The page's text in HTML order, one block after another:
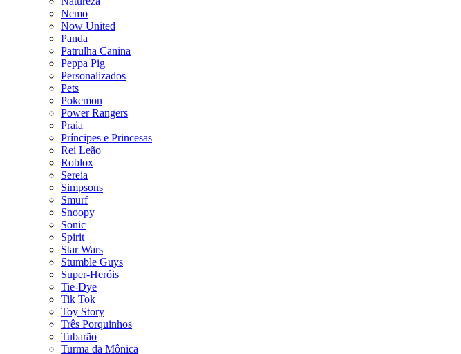
Nemo
Now United
Panda
Patrulha Canina
Peppa Pig
Personalizados
Pets
Pokemon
Power Rangers
Praia
Príncipes e Princesas
Rei Leão
Roblox
Sereia
Simpsons
Smurf
Snoopy
Sonic
Spirit
Star Wars
Stumble Guys
Super-Heróis
Tie-Dye
Tik Tok
Toy Story
Três Porquinhos
Tubarão
Turma da Mônica